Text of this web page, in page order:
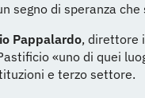
segno di speranza
Pappalardo, direttore
«uno di quei
e terzo settore.